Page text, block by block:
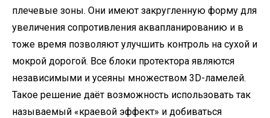
плечевые зоны. Они имеют закругленную форму для
увеличения сопротивления аквапланированию и в
тоже время позволяют улучшить контроль на сухой и
мокрой дорогой. Все блоки протектора являются
независимыми и усеяны множеством 3D-ламелей.
Такое решение даёт возможность использовать так
называемый «краевой эффект» и добиваться